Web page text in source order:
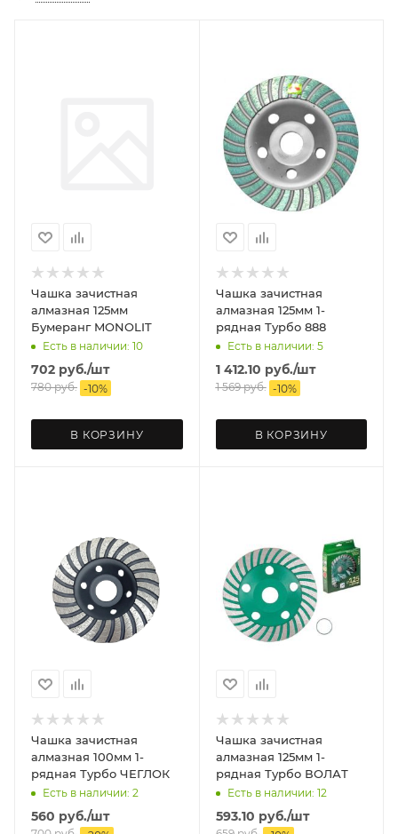
Чашка зачистная
алмазная 125мм
Бумеранг MONOLIT
Есть в наличии: 10
702 руб./шт
780руб. -10%
В КОРЗИНУ
Чашка зачистная
алмазная 125мм 1-
рядная Турбо 888
Есть в наличии: 5
1 412.10 руб./шт
1 569руб. -10%
В КОРЗИНУ
Чашка зачистная
алмазная 100мм 1-
рядная Турбо ЧЕГЛОК
Есть в наличии: 2
560 руб./шт
Чашка зачистная
алмазная 125мм 1-
рядная Турбо ВОЛАТ
Есть в наличии: 12
593.10 руб./шт